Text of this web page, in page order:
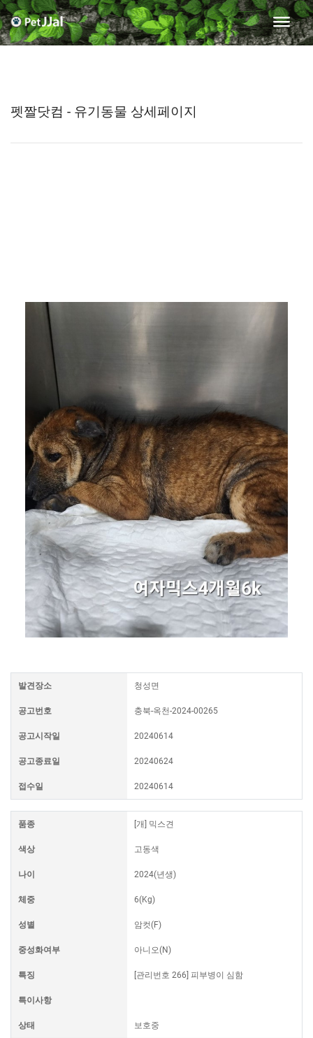
펫짤닷컴 - 유기동물 상세페이지
발견장소 청성면
공고번호 충북-옥천-2024-00265
공고시작일 20240614
공고종료일 20240624
접수일 20240614
품종 [개] 믹스견
색상 고동색
나이 2024(년생)
체중 6(Kg)
성별 암컷(F)
중성화여부 아니오(N)
특징 [관리번호 266] 피부병이 심함
특이사항
상태 보호중